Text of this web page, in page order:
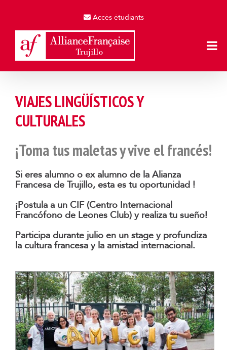
Accès étudiants
VIAJES LINGÜÍSTICOS Y
CULTURALES
¡Toma tus maletas y vive el francés!
Si eres alumno o ex alumno de la Alianza
Francesa de Trujillo, esta es tu oportunidad !
¡Postula a un CIF (Centro Internacional
Francófono de Leones Club) y realiza tu sueño!
Participa durante julio en un stage y profundiza
la cultura francesa y la amistad internacional.